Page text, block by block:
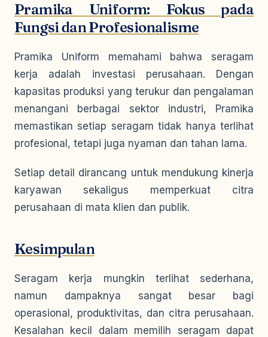
Pramika Uniform: Fokus pada
Fungsi dan Profesionalisme
Pramika Uniform memahami bahwa seragam
kerja adalah investasi perusahaan. Dengan
kapasitas produksi yang terukur dan pengalaman
menangani berbagai sektor industri, Pramika
memastikan setiap seragam tidak hanya terlihat
profesional, tetapi juga nyaman dan tahan lama.
Setiap detail dirancang untuk mendukung kinerja
karyawan sekaligus memperkuat citra
perusahaan di mata klien dan publik.
Kesimpulan
Seragam kerja mungkin terlihat sederhana,
namun dampaknya sangat besar bagi
operasional, produktivitas, dan citra perusahaan.
Kesalahan kecil dalam memilih seragam dapat